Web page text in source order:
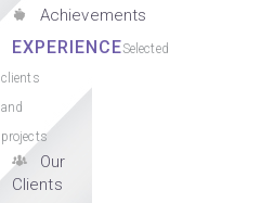
Achievements
EXPERIENCESelected
clients
and
projects
Our
Clients